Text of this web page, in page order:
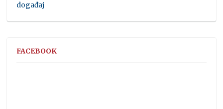
događaj
FACEBOOK